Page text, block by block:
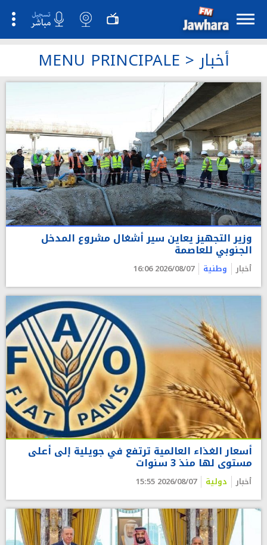
MENU PRINCIPALE >أخبار
وزير التجهيز يعاين سير أشغال مشروع المدخل
الجنوبي للعاصمة
أخبار وطنية 2026/08/07 16:06
أسعار الغذاء العالمية ترتفع في جويلية إلى أعلى
مستوى لها منذ 3 سنوات
أخبار دولية 2026/08/07 15:55